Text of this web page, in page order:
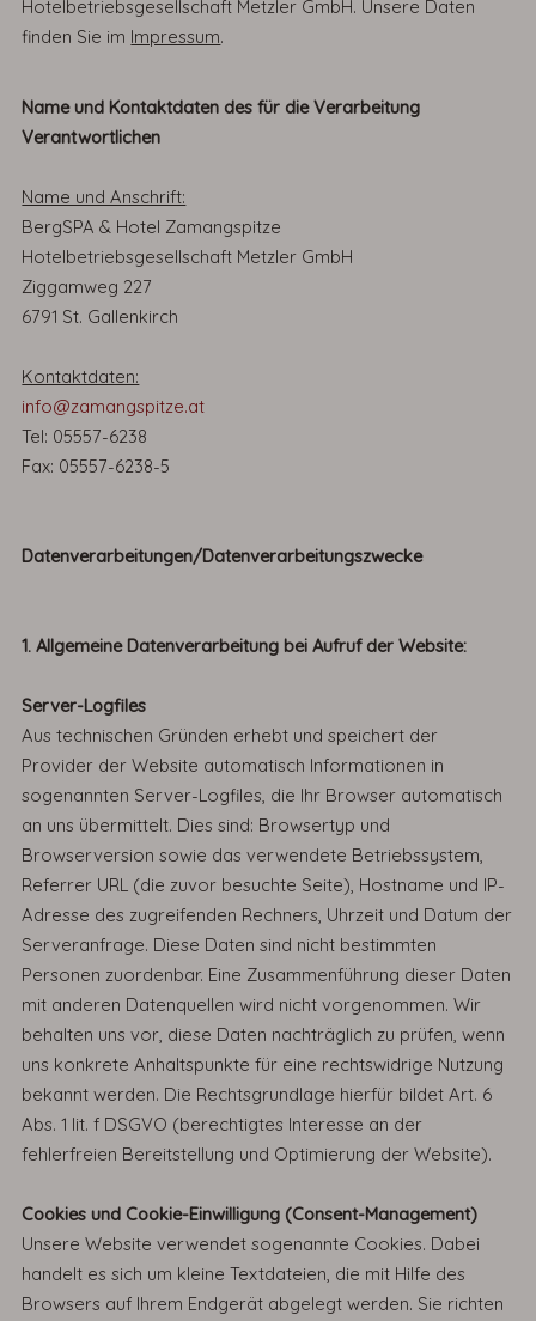
Hotelbetriebsgesellschaft Metzler GmbH. Unsere Daten
finden Sie im Impressum.
Name und Kontaktdaten des für die Verarbeitung
Verantwortlichen
Name und Anschrift:
BergSPA & Hotel Zamangspitze
Hotelbetriebsgesellschaft Metzler GmbH
Ziggamweg 227
6791 St. Gallenkirch
Kontaktdaten:
info@zamangspitze.at
Tel: 05557-6238
Fax: 05557-6238-5
Datenverarbeitungen/Datenverarbeitungszwecke
1.Allgemeine Datenverarbeitung bei Aufruf der Website:
Server-Logfiles
Aus technischen Gründen erhebt und speichert der
Provider der Website automatisch Informationen in
sogenannten Server-Logfiles, die Ihr Browser automatisch
an uns übermittelt. Dies sind: Browsertyp und
Browserversion sowie das verwendete Betriebssystem,
Referrer URL (die zuvor besuchte Seite), Hostname und IP-
Adresse des zugreifenden Rechners, Uhrzeit und Datum der
Serveranfrage. Diese Daten sind nicht bestimmten
Personen zuordenbar. Eine Zusammenführung dieser Daten
mit anderen Datenquellen wird nicht vorgenommen. Wir
behalten uns vor, diese Daten nachträglich zu prüfen, wenn
uns konkrete Anhaltspunkte für eine rechtswidrige Nutzung
bekannt werden. Die Rechtsgrundlage hierfür bildet Art. 6
Abs. 1 lit. f DSGVO (berechtigtes Interesse an der
fehlerfreien Bereitstellung und Optimierung der Website).
Cookies und Cookie-Einwilligung (Consent-Management)
Unsere Website verwendet sogenannte Cookies. Dabei
handelt es sich um kleine Textdateien, die mit Hilfe des
Browsers auf Ihrem Endgerät abgelegt werden. Sie richten